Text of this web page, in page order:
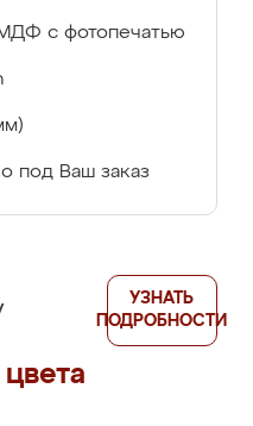
с фотопечатью
под Ваш заказ
УЗНАТЬ
ПОДРОБНОСТИ